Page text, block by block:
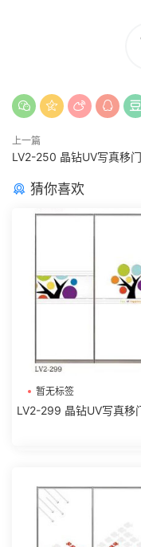
上一篇
LV2-250 晶钻UV写真移门
猜你喜欢
暂无标签
LV2-299 晶钻UV写真移